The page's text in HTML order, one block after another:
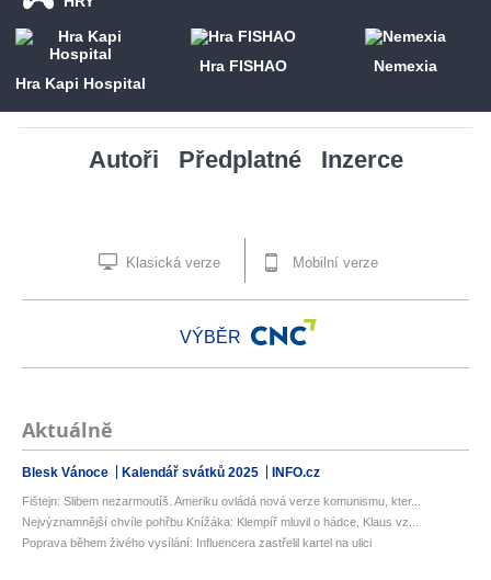
Hra Kapi Hospital
Hra FISHAO Nemexia
Autoři Předplatné Inzerce
Klasická verze Mobilní verze
VÝBĚR
Aktuálně
Blesk Vánoce Kalendář svátků 2025 INFO.cz
Fištejn: Slibem nezarmoutíš. Ameriku ovládá nová verze komunismu, kter...
Nejvýznamnější chvíle pohřbu Knížáka: Klempíř mluvil o hádce, Klaus vz...
Poprava během živého vysílání: Influencera zastřelil kartel na ulici